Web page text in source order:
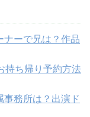
ナーで兄は？作品
持ち帰り予約方法
事務所は？出演ド